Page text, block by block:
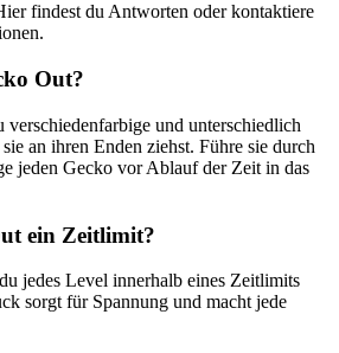
findest du Antworten oder kontaktiere
Out?
verschiedenfarbige und unterschiedlich
an ihren Enden ziehst. Führe sie durch
jeden Gecko vor Ablauf der Zeit in das
ein Zeitlimit?
jedes Level innerhalb eines Zeitlimits
sorgt für Spannung und macht jede